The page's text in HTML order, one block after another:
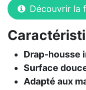
Découvrir la
Drap-housse
Surface
Adapté aux